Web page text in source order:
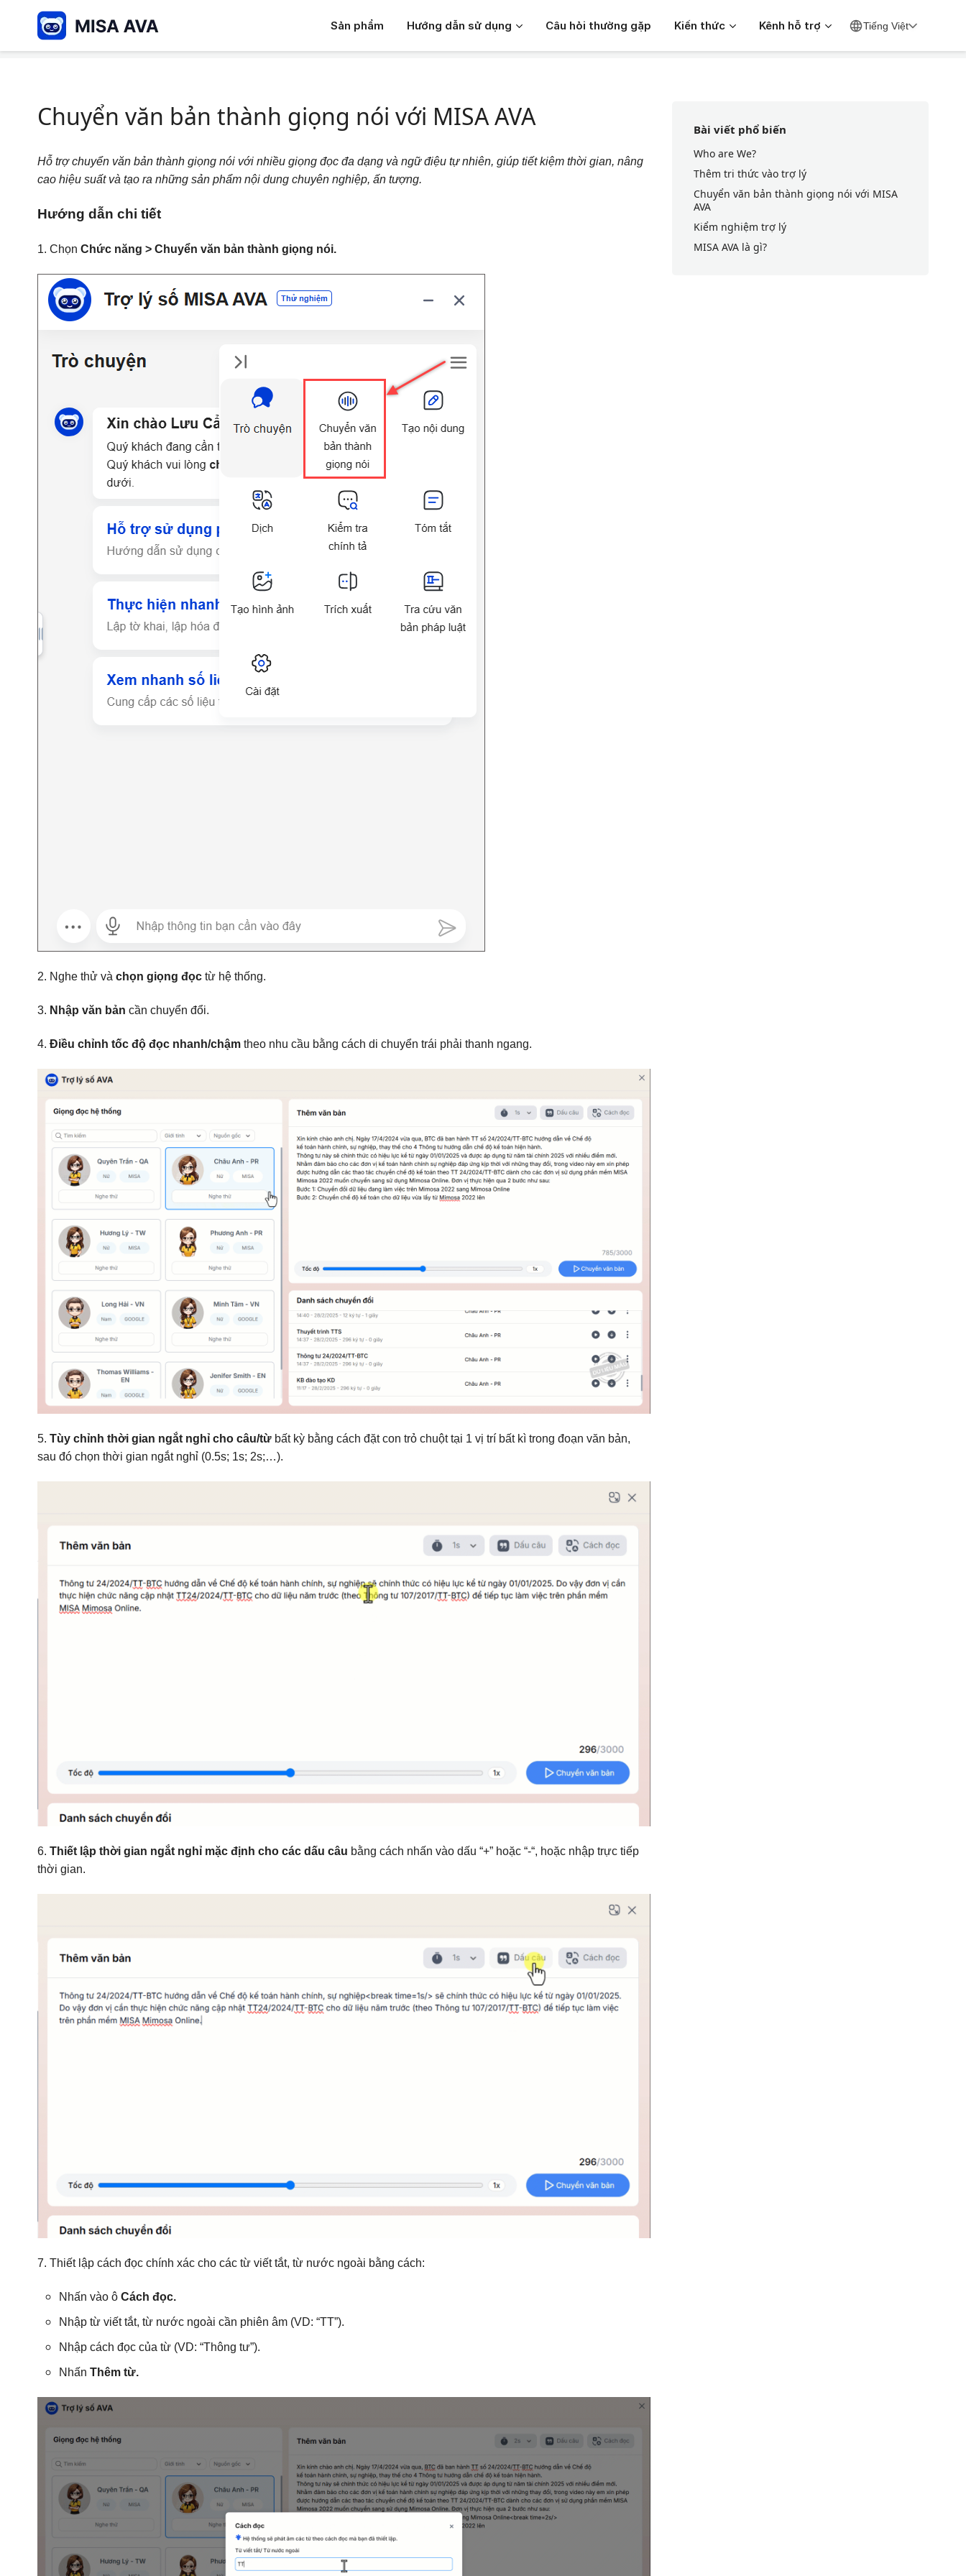
Sản phẩm Hướng dẫn sử dụng Câu hỏi thường gặp Kiến thức Kênh hỗ trợ Tiếng Việt
Home Sử dụng trợ lý Chuyển văn bản thành giọng nói với MISA AVA
Search
Chuyển văn bản thành giọng nói với MISA AVA
Hỗ trợ chuyển văn bản thành giọng nói với nhiều giọng đọc đa dạng và ngữ điệu tự nhiên, giúp tiết kiệm thời gian, nâng
cao hiệu suất và tạo ra những sản phẩm nội dung chuyên nghiệp, ấn tượng.
Hướng dẫn chi tiết
1. Chọn Chức năng > Chuyển văn bản thành giọng nói.
2. Nghe thử và chọn giọng đọc từ hệ thống.
3. Nhập văn bản cần chuyển đổi.
4. Điều chỉnh tốc độ đọc nhanh/chậm theo nhu cầu bằng cách di chuyển trái phải thanh ngang.
5. Tùy chỉnh thời gian ngắt nghỉ cho câu/từ bất kỳ bằng cách đặt con trỏ chuột tại 1 vị trí bất kì trong đoạn văn bản,
sau đó chọn thời gian ngắt nghỉ (0.5s; 1s; 2s;…).
6. Thiết lập thời gian ngắt nghỉ mặc định cho các dấu câu bằng cách nhấn vào dấu “+” hoặc “-“, hoặc nhập trực tiếp
thời gian.
7. Thiết lập cách đọc chính xác cho các từ viết tắt, từ nước ngoài bằng cách:
Nhấn vào ô Cách đọc.
Nhập từ viết tắt, từ nước ngoài cần phiên âm (VD: “TT”).
Nhập cách đọc của từ (VD: “Thông tư”).
Nhấn Thêm từ.
Bài viết phổ biến
Who are We?
Thêm tri thức vào trợ lý
Chuyển văn bản thành giọng nói với MISA
AVA
Kiểm nghiệm trợ lý
MISA AVA là gì?